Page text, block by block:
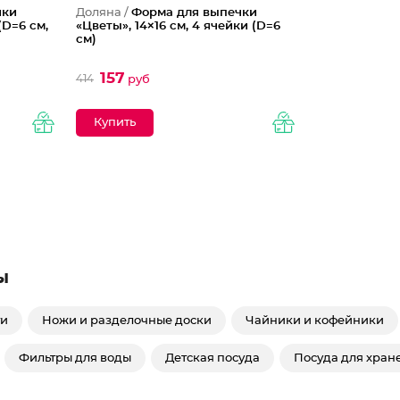
см,
Доляна / Форма для выпечки
«Цветы», 14×16 см, 4 ячейки (D=6
см)
414 157 руб
Ножи и разделочные доски Чайники и кофейники
Фильтры для воды Детская посуда Посуда для